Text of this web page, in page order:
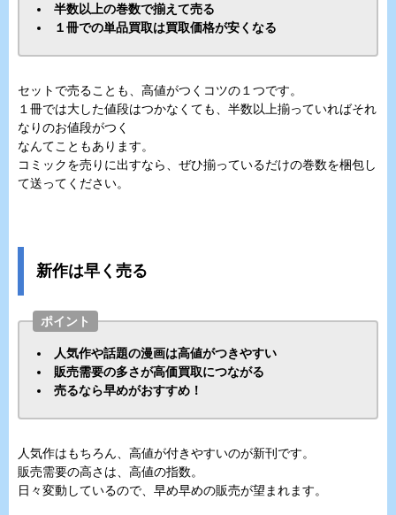
半数以上の巻数で揃えて売る
１冊での単品買取は買取価格が安くなる
セットで売ることも、高値がつくコツの１つです。
１冊では大した値段はつかなくても、半数以上揃っていればそれ
なりのお値段がつく
なんてこともあります。
コミックを売りに出すなら、ぜひ揃っているだけの巻数を梱包し
て送ってください。
新作は早く売る
ポイント
人気作や話題の漫画は高値がつきやすい
販売需要の多さが高価買取につながる
売るなら早めがおすすめ！
人気作はもちろん、高値が付きやすいのが新刊です。
販売需要の高さは、高値の指数。
日々変動しているので、早め早めの販売が望まれます。